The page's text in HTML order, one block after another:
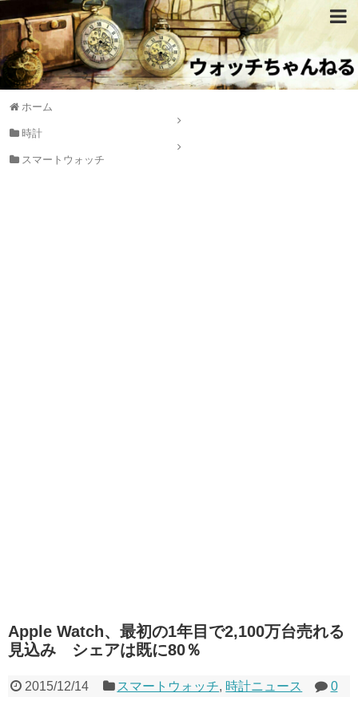
ホーム
時計
スマートウォッチ
Apple Watch、最初の1年目で2,100万台売れる
見込み シェアは既に80％
2015/12/14 スマートウォッチ, 時計ニュース 0